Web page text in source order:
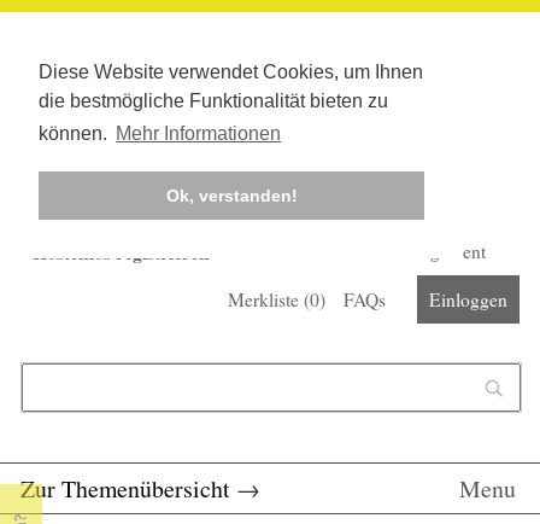
Diese Website verwendet Cookies, um Ihnen
die bestmögliche Funktionalität bieten zu
können. Mehr Informationen
Ok, verstanden!
Kostenlos registrieren
Corona-Management
Merkliste (0) FAQs Einloggen
Zur Themenübersicht → Menu